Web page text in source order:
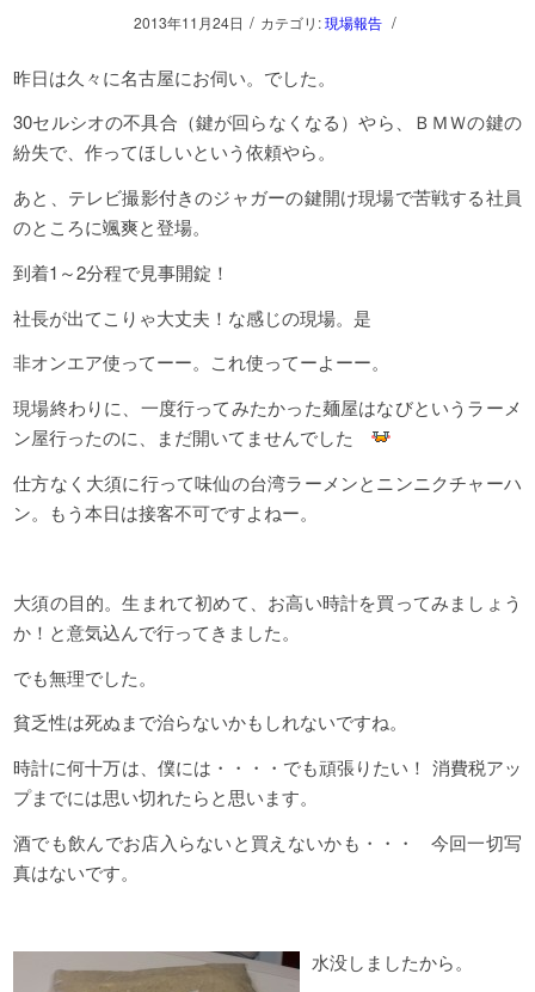
2013年11月24日 / カテゴリ:現場報告 /
昨日は久々に名古屋にお伺い。でした。
30セルシオの不具合（鍵が回らなくなる）やら、ＢＭＷの鍵の
紛失で、作ってほしいという依頼やら。
あと、テレビ撮影付きのジャガーの鍵開け現場で苦戦する社員
のところに颯爽と登場。
到着1～2分程で見事開錠！
社長が出てこりゃ大丈夫！な感じの現場。是
非オンエア使ってーー。これ使ってーよーー。
現場終わりに、一度行ってみたかった麺屋はなびというラーメ
ン屋行ったのに、まだ開いてませんでした
仕方なく大須に行って味仙の台湾ラーメンとニンニクチャーハ
ン。もう本日は接客不可ですよねー。
大須の目的。生まれて初めて、お高い時計を買ってみましょう
か！と意気込んで行ってきました。
でも無理でした。
貧乏性は死ぬまで治らないかもしれないですね。
時計に何十万は、僕には・・・・でも頑張りたい！ 消費税アッ
プまでには思い切れたらと思います。
酒でも飲んでお店入らないと買えないかも・・・ 今回一切写
真はないです。
水没しましたから。